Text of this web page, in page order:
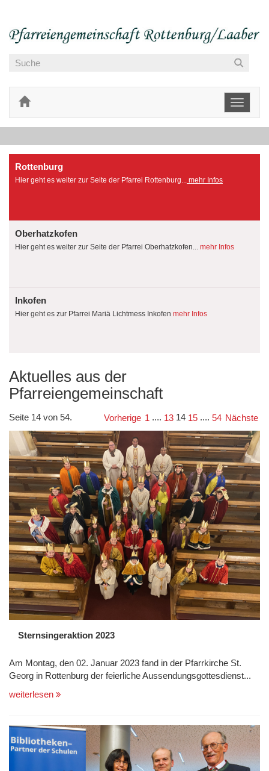
Toggle
Rottenburg
Hier geht es weiter zur Seite der Pfarrei Rottenburg... mehr Infos
Oberhatzkofen
Hier geht es weiter zur Seite der Pfarrei Oberhatzkofen... mehr Infos
Inkofen
Hier geht es zur Pfarrei Mariä Lichtmess Inkofen mehr Infos
Aktuelles aus der
Pfarreiengemeinschaft
Seite 14 von 54. Vorherige 1 .... 13 14 15 .... 54 Nächste
Sternsingeraktion 2023
Am Montag, den 02. Januar 2023 fand in der Pfarrkirche St.
Georg in Rottenburg der feierliche Aussendungsgottesdienst...
weiterlesen